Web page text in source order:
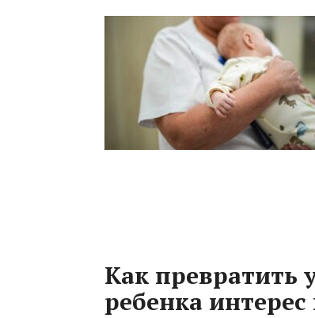
Как превратить
ребенка